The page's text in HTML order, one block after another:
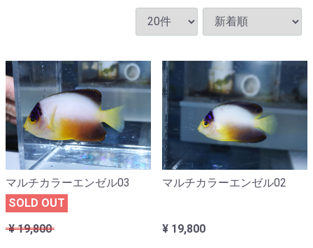
マルチカラーエンゼル03
SOLD OUT
¥ 19,800
マルチカラーエンゼル02
¥ 19,800